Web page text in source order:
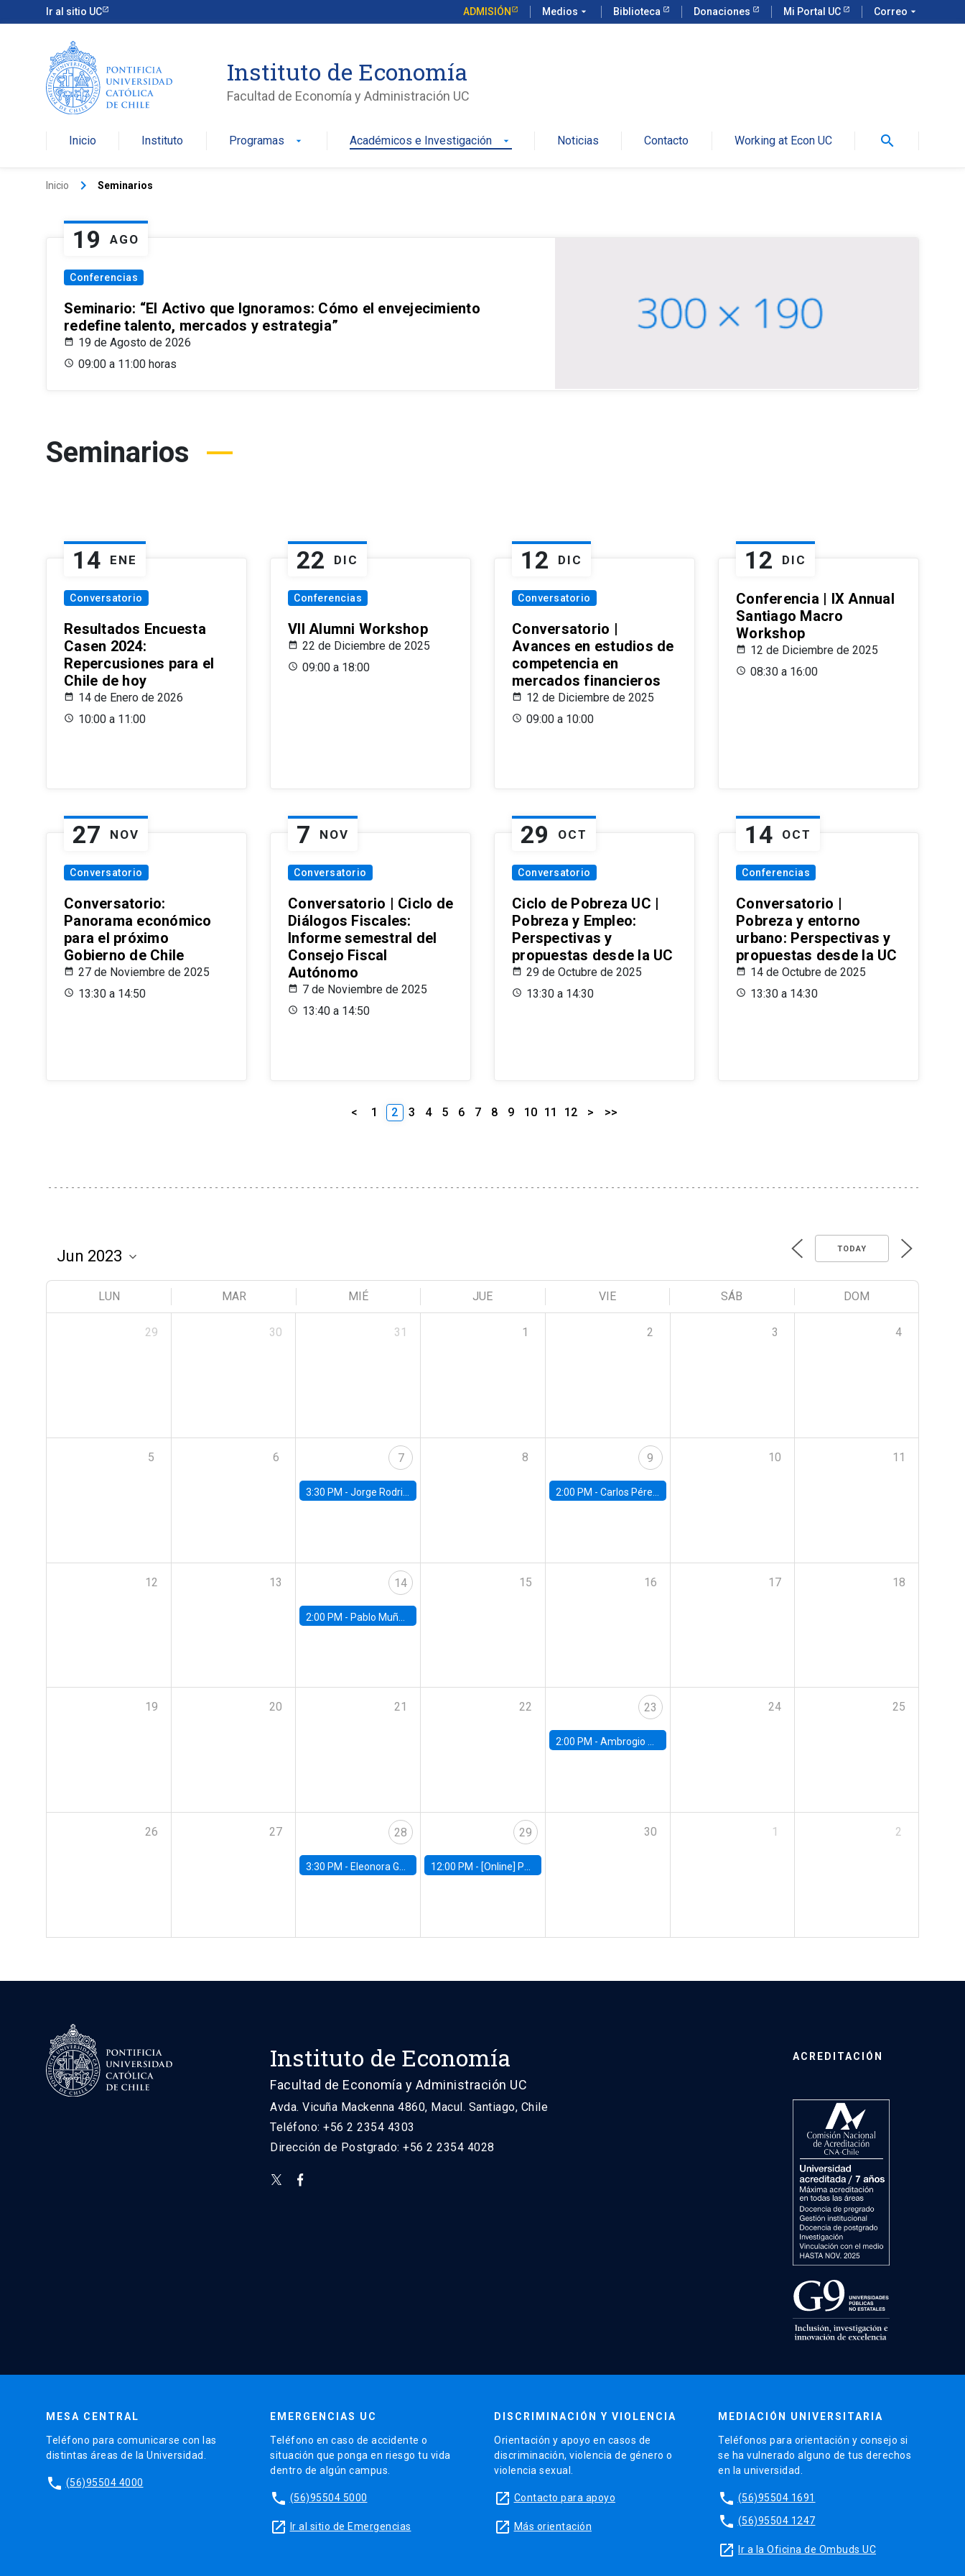
Ir al sitio UC ADMISIÓN Medios arrow_drop_down Biblioteca Donaciones Mi Portal UC Correo arrow_drop_down
Instituto de Economía
Facultad de Economía y Administración UC
Inicio Instituto Programas arrow_drop_down Académicos e Investigación arrow_drop_down Noticias Contacto Working at Econ UC search
Inicio keyboard_arrow_right Seminarios
19 AGO
Conferencias
Seminario: “El Activo que Ignoramos: Cómo el envejecimiento
redefine talento, mercados y estrategia”
19 de Agosto de 2026
09:00 a 11:00 horas
Seminarios
14 ENE
Conversatorio
Resultados Encuesta
Casen 2024:
Repercusiones para el
Chile de hoy
14 de Enero de 2026
10:00 a 11:00
22 DIC
Conferencias
VII Alumni Workshop
22 de Diciembre de 2025
09:00 a 18:00
12 DIC
Conversatorio
Conversatorio |
Avances en estudios de
competencia en
mercados financieros
12 de Diciembre de 2025
09:00 a 10:00
12 DIC
Conferencia | IX Annual
Santiago Macro
Workshop
12 de Diciembre de 2025
08:30 a 16:00
27 NOV
Conversatorio
Conversatorio:
Panorama económico
para el próximo
Gobierno de Chile
27 de Noviembre de 2025
13:30 a 14:50
7 NOV
Conversatorio
Conversatorio | Ciclo de
Diálogos Fiscales:
Informe semestral del
Consejo Fiscal
Autónomo
7 de Noviembre de 2025
13:40 a 14:50
29 OCT
Conversatorio
Ciclo de Pobreza UC |
Pobreza y Empleo:
Perspectivas y
propuestas desde la UC
29 de Octubre de 2025
13:30 a 14:30
14 OCT
Conferencias
Conversatorio |
Pobreza y entorno
urbano: Perspectivas y
propuestas desde la UC
14 de Octubre de 2025
13:30 a 14:30
< 1 2 3 4 5 6 7 8 9 10 11 12 > >>
TODAY
LUN MAR MIÉ JUE VIE SÁB DOM
29 30 31 1 2 3 4
5 6 7
3:30 PM -Jorge Rodriguez, Universidad de Los Andes
8 9
2:00 PM - Carlos Pérez, Universidad Finis Terrae
10 11
12 13 14
2:00 PM - Pablo Muñoz, Universidad de Chile
15 16 17 18
19 20 21 22 23
2:00 PM - Ambrogio Cesa-Bianchi, Bank of England
24 25
26 27 28
3:30 PM - Eleonora Guarnieri, Exeter University
29
12:00 PM - [Online] Pablo Slutzky, University of Maryland
30 1 2
Instituto de Economía
Facultad de Economía y Administración UC
Avda. Vicuña Mackenna 4860, Macul. Santiago, Chile
Teléfono: +56 2 2354 4303
Dirección de Postgrado: +56 2 2354 4028
ACREDITACIÓN
MESA CENTRAL
Teléfono para comunicarse con las
distintas áreas de la Universidad.
phone (56)95504 4000
EMERGENCIAS UC
Teléfono en caso de accidente o
situación que ponga en riesgo tu vida
dentro de algún campus.
phone (56)95504 5000
launch Ir al sitio de Emergencias
DISCRIMINACIÓN Y VIOLENCIA
Orientación y apoyo en casos de
discriminación, violencia de género o
violencia sexual.
launch Contacto para apoyo
launch Más orientación
MEDIACIÓN UNIVERSITARIA
Teléfonos para orientación y consejo si
se ha vulnerado alguno de tus derechos
en la universidad.
phone (56)95504 1691
phone (56)95504 1247
launch Ir a la Oficina de Ombuds UC